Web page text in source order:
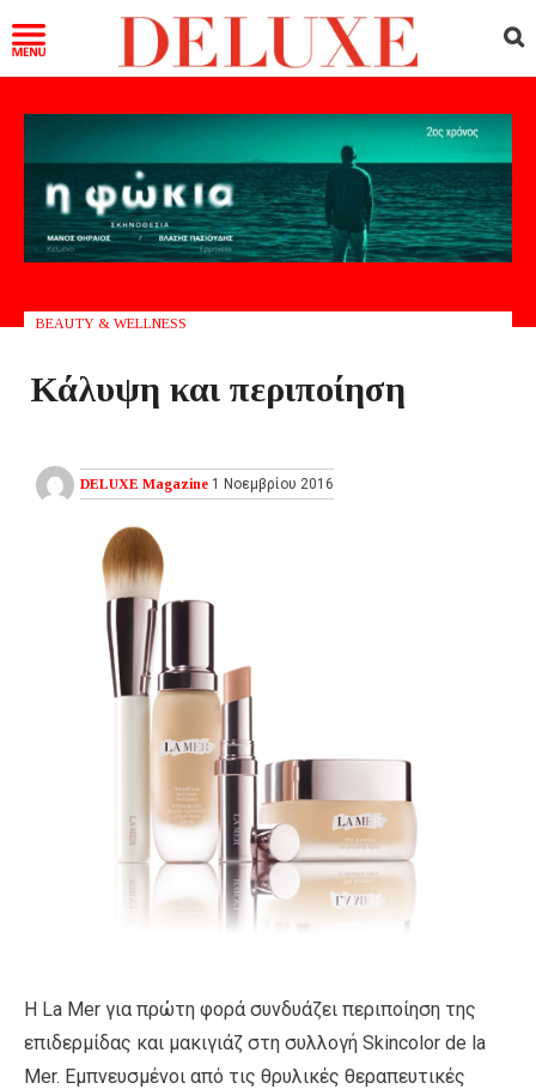
BEAUTY & WELLNESS
Κάλυψη και περιποίηση
DELUXE Magazine 1 Νοεμβρίου 2016
Η La Mer για πρώτη φορά συνδυάζει περιποίηση της
επιδερμίδας και μακιγιάζ στη συλλογή Skincolor de la
Mer. Εμπνευσμένοι από τις θρυλικές θεραπευτικές